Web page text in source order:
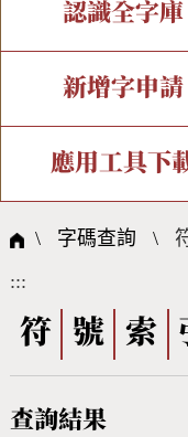
認識全字庫
全字庫介紹
中文碼介紹
國際字碼相關
IDS查詢
複合查詢
筆畫查詢
筆順序查詢
新增字申請
新字申請處理
字形即時顯
全字庫授權
應用工具下
個人電腦造字處
字形下載
問題集
熱門查詢統
\ 字碼查詢 \
:::
符 號 索
查詢結果